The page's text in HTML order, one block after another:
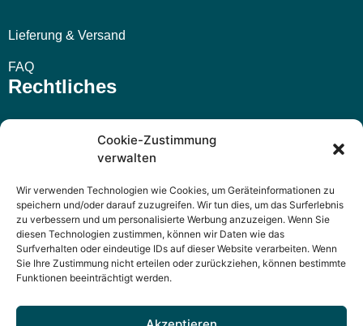
Cookie-Zustimmung
verwalten
Wir verwenden Technologien wie Cookies, um Geräteinformationen zu
speichern und/oder darauf zuzugreifen. Wir tun dies, um das Surferlebnis
zu verbessern und um personalisierte Werbung anzuzeigen. Wenn Sie
diesen Technologien zustimmen, können wir Daten wie das
Surfverhalten oder eindeutige IDs auf dieser Website verarbeiten. Wenn
Sie Ihre Zustimmung nicht erteilen oder zurückziehen, können bestimmte
Funktionen beeinträchtigt werden.
Lieferung & Versand
FAQ
Rechtliches
Widerrufsbelehrung
Datenschutzerklärung